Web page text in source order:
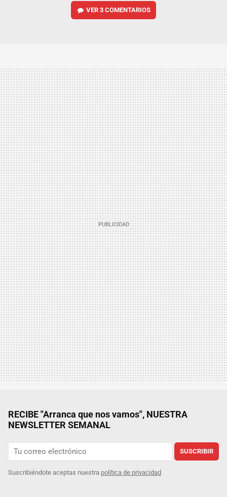
VER3 COMENTARIOS
RECIBE "Arranca que nos vamos", NUESTRA
NEWSLETTER SEMANAL
SUSCRIBIR
Suscribiéndote aceptas nuestra política de privacidad